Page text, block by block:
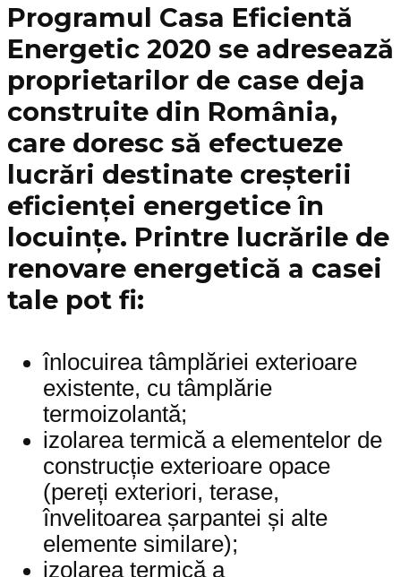
Programul Casa Eficientă
Energetic 2020 se adresează
proprietarilor de case deja
construite din România,
care doresc să efectueze
lucrări destinate creșterii
eficienței energetice în
locuințe. Printre lucrările de
renovare energetică a casei
tale pot fi:
înlocuirea tâmplăriei exterioare
existente, cu tâmplărie
termoizolantă;
izolarea termică a elementelor de
construcție exterioare opace
(pereți exteriori, terase,
învelitoarea șarpantei și alte
elemente similare);
izolarea termică a